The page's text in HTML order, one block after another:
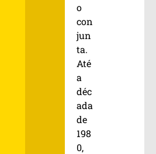
o
con
jun
ta.
Até
a
déc
ada
de
198
0,